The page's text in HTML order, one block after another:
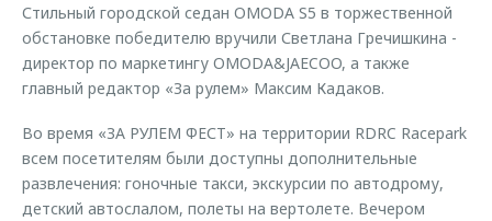
Стильный городской седан OMODA S5 в торжественной
обстановке победителю вручили Светлана Гречишкина -
директор по маркетингу OMODA&JAECOO, а также
главный редактор «За рулем» Максим Кадаков.
Во время «ЗА РУЛЕМ ФЕСТ» на территории RDRC Racepark
всем посетителям были доступны дополнительные
развлечения: гоночные такси, экскурсии по автодрому,
детский автослалом, полеты на вертолете. Вечером